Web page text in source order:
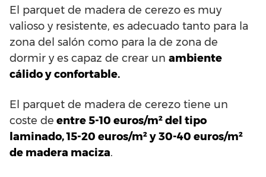
El parquet de madera de cerezo es muy
valioso y resistente, es adecuado tanto para la
zona del salón como para la de zona de
dormir y es capaz de crear un ambiente
cálido y confortable.
El parquet de madera de cerezo tiene un
coste de entre 5-10 euros/m² del tipo
laminado, 15-20 euros/m² y 30-40 euros/m²
de madera maciza.